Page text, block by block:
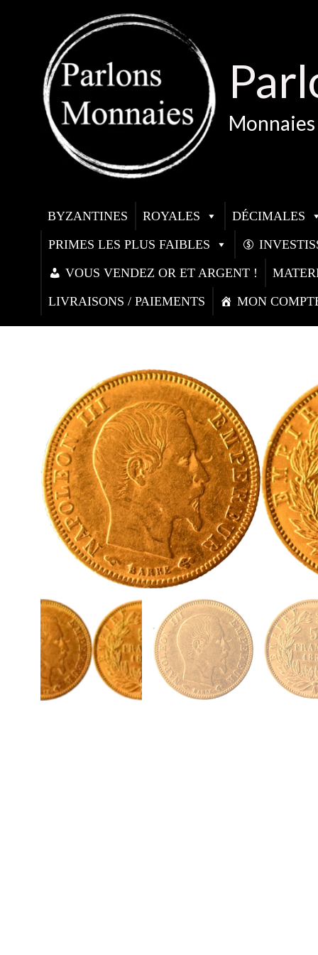
BYZANTINES ROYALES DÉCIMALES
PRIMES LES PLUS FAIBLES
VOUS VENDEZ OR ET ARGENT !
LIVRAISONS / PAIEMENTS
MON